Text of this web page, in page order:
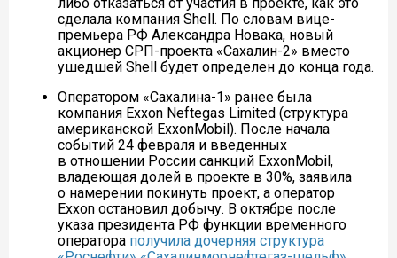
сделала компания Shell. По словам вице-
премьера РФ Александра Новака, новый
акционер СРП-проекта «Сахалин-2» вместо
ушедшей Shell будет определен до конца года.
Оператором «Сахалина-1» ранее была
компания Exxon Neftegas Limited (структура
американской ExxonMobil). После начала
событий 24 февраля и введенных
в отношении России санкций ExxonMobil,
владеющая долей в проекте в 30%, заявила
о намерении покинуть проект, а оператор
Exxon остановил добычу. В октябре после
указа президента РФ функции временного
оператора получила дочерняя структура